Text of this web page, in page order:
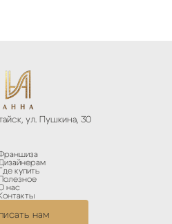
ул. Пушкина, 30
Дизайнерам
Где купить
Полезное
нас
нам